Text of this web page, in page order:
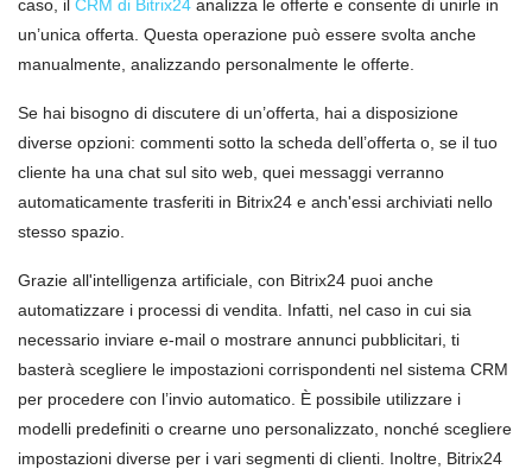
caso, il CRM di Bitrix24 analizza le offerte e consente di unirle in
un’unica offerta. Questa operazione può essere svolta anche
manualmente, analizzando personalmente le offerte.
Se hai bisogno di discutere di un’offerta, hai a disposizione
diverse opzioni: commenti sotto la scheda dell’offerta o, se il tuo
cliente ha una chat sul sito web, quei messaggi verranno
automaticamente trasferiti in Bitrix24 e anch'essi archiviati nello
stesso spazio.
Grazie all'intelligenza artificiale, con Bitrix24 puoi anche
automatizzare i processi di vendita. Infatti, nel caso in cui sia
necessario inviare e-mail o mostrare annunci pubblicitari, ti
basterà scegliere le impostazioni corrispondenti nel sistema CRM
per procedere con l’invio automatico. È possibile utilizzare i
modelli predefiniti o crearne uno personalizzato, nonché scegliere
impostazioni diverse per i vari segmenti di clienti. Inoltre, Bitrix24